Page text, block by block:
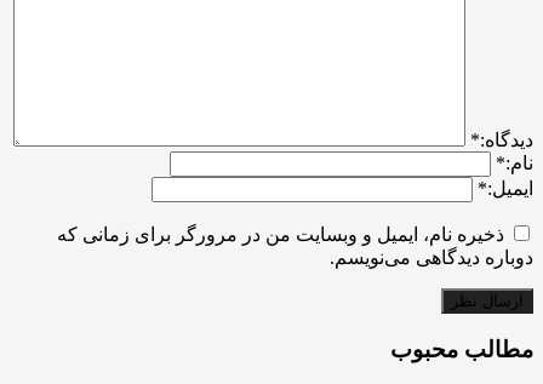
ديدگاه:*
نام:*
ایمیل:*
ذخیره نام، ایمیل و وبسایت من در مرورگر برای زمانی که
دوباره دیدگاهی می‌نویسم.
مطالب محبوب